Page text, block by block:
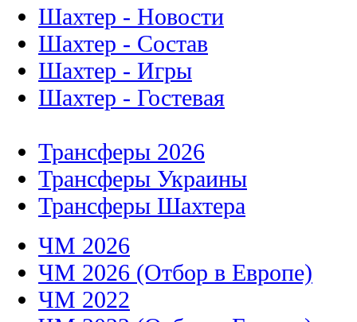
Шахтер - Новости
Шахтер - Состав
Шахтер - Игры
Шахтер - Гостевая
Трансферы 2026
Трансферы Украины
Трансферы Шахтера
ЧМ 2026
ЧМ 2026 (Отбор в Европе)
ЧМ 2022